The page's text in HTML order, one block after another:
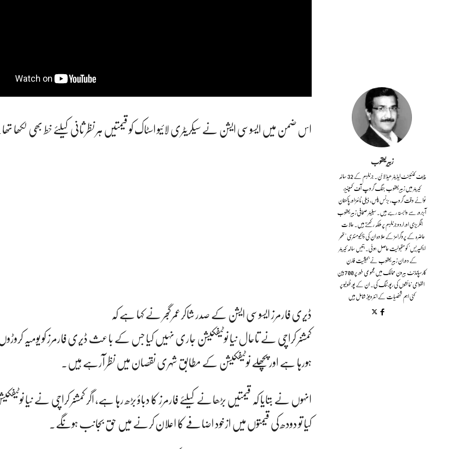
اس ضمن میں ایسوسی ایشن نے سیکریٹری لائیو اسٹاک کو قیمتیں ہر نظر ثانی کیلئے خط بھی لکھا
ڈیری فارمرز ایسوسی ایشن کے صدر شاکرعمرگجر نے کہا ہے کہ
کمشنر کراچی نے تاحال نیا نوٹیفکیشن جاری نہیں کیا جس کے باعث ڈیری فارمرز کو یومیہ
ہورہا ہے اور پچھلے نوٹیفکیشن کے مطابق شہری نقصان میں نظر آرہے ہیں۔
انہوں نے بتایا کہ قیمتیں بڑھانے کیلئے فارمرز کا دباؤ بڑھ رہا ہے، اگر کمشنر کراچی نے نیا
کیا تو دودھ کی قیمتوں میں ازخود اضافے کا اعلان کرنے میں حق بجانب ہونگے۔
زبیر یعقوب
چیف کنٹینٹ ایڈیٹر ھیڈ لائن۔ جرنلزم کے 32 سالہ
کیریئر میں زبیر یعقوب جنگ گروپ آف کمپنیز،
نوائے وقت گروپ، بزنس پلس، ڈیلی ٹائمز اور پاکستان
آبزرور سے وابستہ رہے ہیں۔ سینیئر صحافی زبیر یعقوب
انگریزی اور اردو جرنلزم پر ملکہ رکھتے ہیں۔ حالات
حاضرہ کے پروگرامز کے علاوہ ان کی ڈاکیومنٹری "تھر
ایکسپریس" کو مقبولیت حاصل ہوئی۔ بتیس سالہ کیریئر
کے دوران زبیر یعقوب نے بحیثیت فارن
کارسپانڈنٹ بیرون ممالک میں مجموعی طور پر 700 بین
القوامی نمائشوں کی رپورٹنگ کی۔ ان کے پورٹفولیو پر
کئی اہم شخصیات کے انٹرویوز شامل ہیں